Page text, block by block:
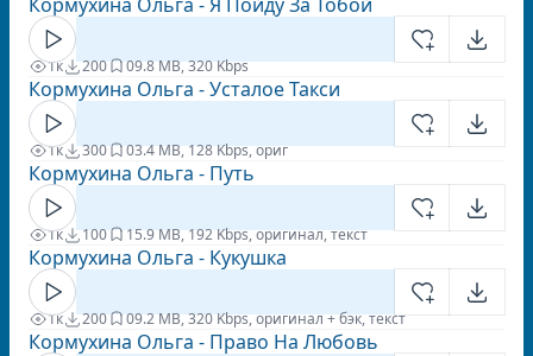
1к 200 09.8 MB, 320 Kbps
Кормухина Ольга - Усталое Такси
1к 300 03.4 MB, 128 Kbps, ориг
Кормухина Ольга - Путь
1к 100 15.9 MB, 192 Kbps, оригинал, текст
Кормухина Ольга - Кукушка
1к 200 09.2 MB, 320 Kbps, оригинал + бэк, текст
Кормухина Ольга - Право На Любовь